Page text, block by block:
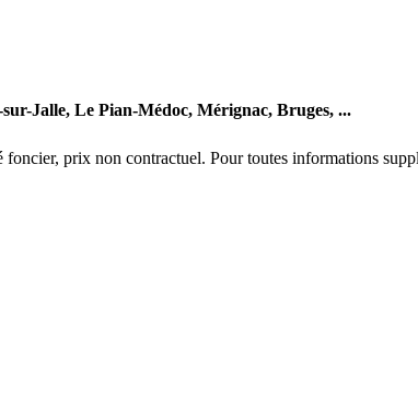
Jalle, Le Pian-Médoc, Mérignac, Bruges, ...
prix non contractuel. Pour toutes informations